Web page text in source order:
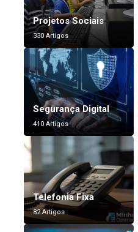
Projetos Sociais
330 Artigos
Segurança Digital
410 Artigos
Telefonia Fixa
82 Artigos